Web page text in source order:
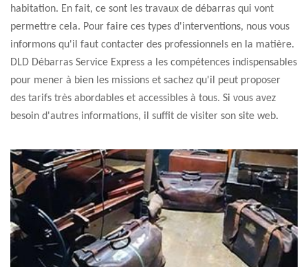
habitation. En fait, ce sont les travaux de débarras qui vont
permettre cela. Pour faire ces types d'interventions, nous vous
informons qu'il faut contacter des professionnels en la matière.
DLD Débarras Service Express a les compétences indispensables
pour mener à bien les missions et sachez qu'il peut proposer
des tarifs très abordables et accessibles à tous. Si vous avez
besoin d'autres informations, il suffit de visiter son site web.